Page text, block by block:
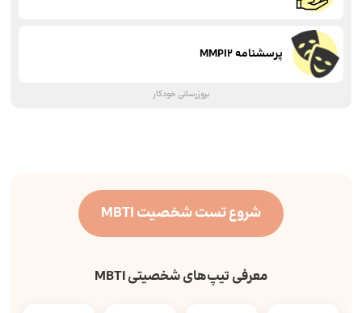
پرسشنامه MMPI2
بروزرسانی خودکار
شروع تست شخصیت MBTI
معرفی تیپ‌های شخصیتی MBTI